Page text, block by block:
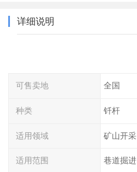
详细说明
可售卖地 全国
种类 钎杆
适用领域 矿山开采
适用范围 巷道掘进